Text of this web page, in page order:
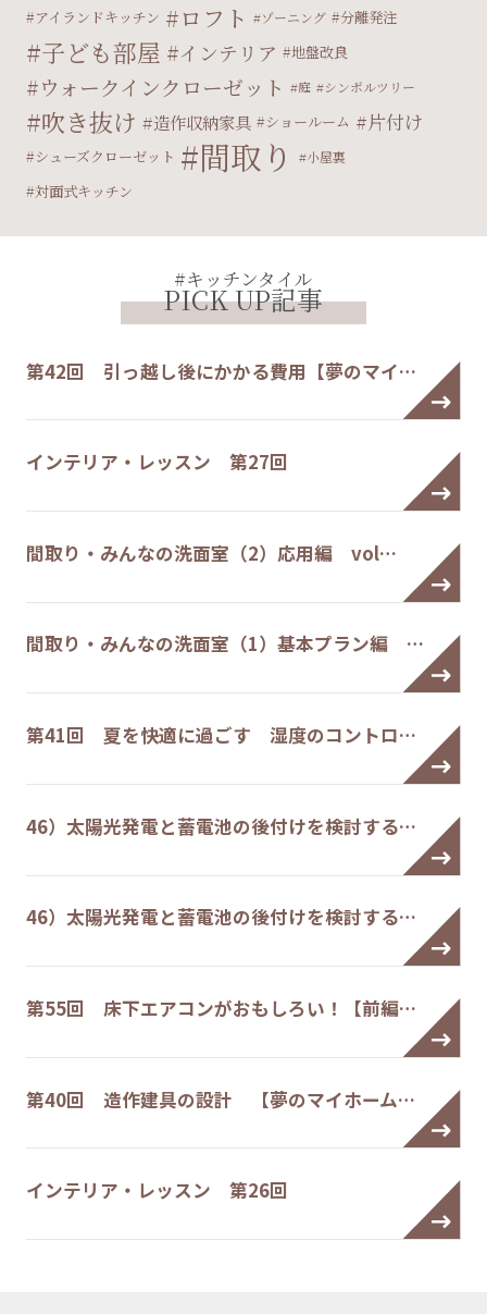
アイランドキッチン ロフト ゾーニング 分離発注
子ども部屋 インテリア 地盤改良
ウォークインクローゼット 庭 シンボルツリー
吹き抜け 造作収納家具 ショールーム 片付け
シューズクローゼット 間取り 小屋裏
対面式キッチン
#キッチンタイル
PICK UP記事
第42回 引っ越し後にかかる費用【夢のマイ…
インテリア・レッスン 第27回
間取り・みんなの洗面室（2）応用編 vol…
間取り・みんなの洗面室（1）基本プラン編 …
第41回 夏を快適に過ごす 湿度のコントロ…
46）太陽光発電と蓄電池の後付けを検討する…
46）太陽光発電と蓄電池の後付けを検討する…
第55回 床下エアコンがおもしろい！【前編…
第40回 造作建具の設計 【夢のマイホーム…
インテリア・レッスン 第26回